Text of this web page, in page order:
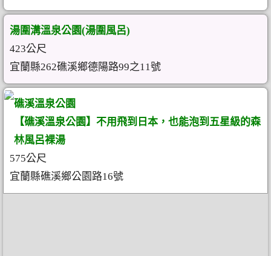
湯圍溝溫泉公園(湯圍風呂)
423公尺
宜蘭縣262礁溪鄉德陽路99之11號
礁溪溫泉公園
【礁溪溫泉公園】不用飛到日本，也能泡到五星級的森
林風呂裸湯
575公尺
宜蘭縣礁溪鄉公園路16號